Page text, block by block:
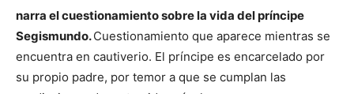
narra el cuestionamiento sobre la vida del príncipe
Segismundo.Cuestionamiento que aparece mientras se
encuentra en cautiverio. El príncipe es encarcelado por
su propio padre, por temor a que se cumplan las